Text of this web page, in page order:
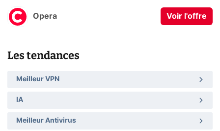
Opera Voir l'offre
Les tendances
Meilleur VPN
IA
Meilleur Antivirus